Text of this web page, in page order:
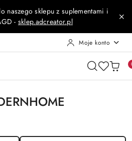
naszego sklepu z suplementami i
- sklep.adcreator.pl
Moje konto